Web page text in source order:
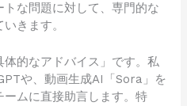
な問題に対して、専門的な
きます。
的なアドバイス」です。私
や、動画生成AI「Sora」を
ムに直接助言します。特